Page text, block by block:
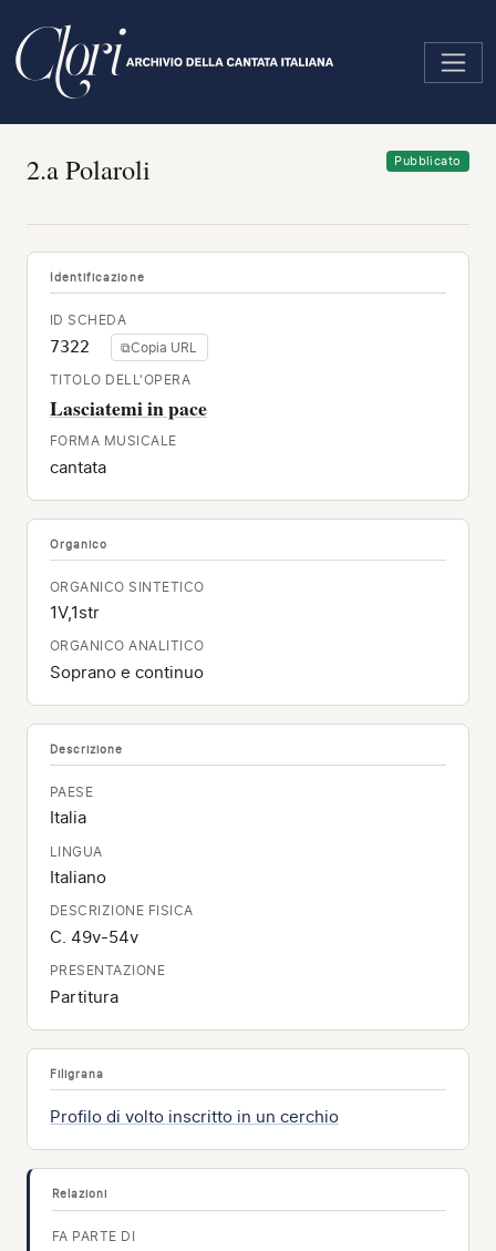
contenuto
principale
2.a Polaroli Pubblicato
Identificazione
ID SCHEDA
7322 ⧉Copia URL
TITOLO DELL'OPERA
Lasciatemi in pace
FORMA MUSICALE
cantata
Organico
ORGANICO SINTETICO
1V,1str
ORGANICO ANALITICO
Soprano e continuo
Descrizione
PAESE
Italia
LINGUA
Italiano
DESCRIZIONE FISICA
C. 49v-54v
PRESENTAZIONE
Partitura
Filigrana
Profilo di volto inscritto in un cerchio
Relazioni
FA PARTE DI